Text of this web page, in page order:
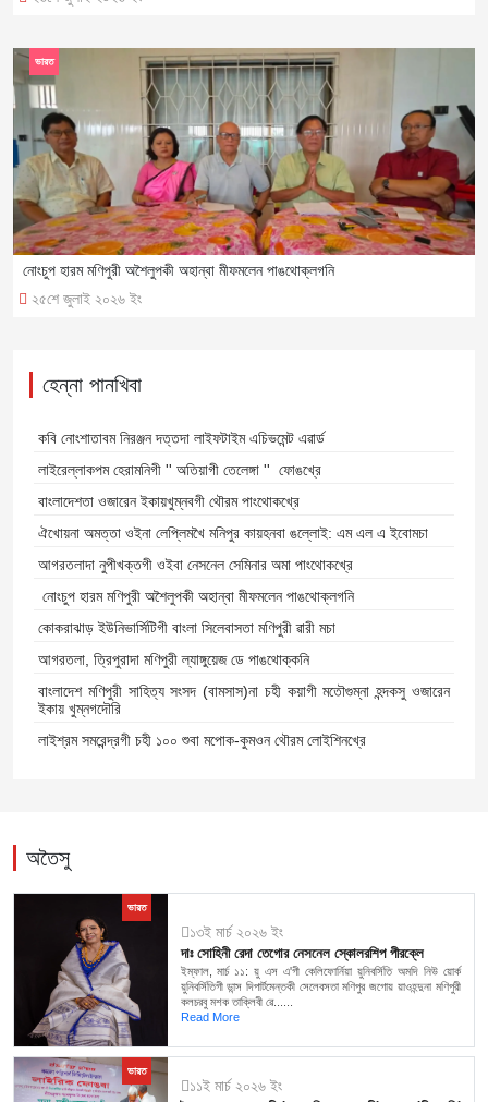
নোংচুপ হারম মণিপুরী অশৈলুপকী অহান্বা মীফমলেন পাঙথোক্লগনি
২৫শে জুলাই ২০২৬ ইং
ভারত
হেন্না পানখিবা
কবি নোংশাতাবম নিরঞ্জন দত্তদা লাইফটাইম এচিভমেন্ট এৱার্ড
লাইরেল্লাকপম হেরামনিগী '' অতিয়াগী তেলেঙ্গা '' ফোঙখ্রে
বাংলাদেশতা ওজারেন ইকায়খুম্নবগী থৌরম পাংথোকখ্রে
ঐখোয়না অমত্তা ওইনা লেপ্লিমখৈ মনিপুর কায়হনবা ঙল্লোই: এম এল এ ইবোমচা
আগরতলাদা নুপীখক্তগী ওইবা নেসনেল সেমিনার অমা পাংথোকখ্রে
নোংচুপ হারম মণিপুরী অশৈলুপকী অহান্বা মীফমলেন পাঙথোক্লগনি
কোকরাঝাড় ইউনিভার্সিটিগী বাংলা সিলেবাসতা মণিপুরী ৱারী মচা
আগরতলা, ত্রিপুরাদা মণিপুরী ল্যাঙ্গুয়েজ ডে পাঙথোক্কনি
বাংলাদেশ মণিপুরী সাহিত্য সংসদ (বামসাস)না চহী কয়াগী মতৌগুম্না হন্দকসু ওজারেন
ইকায় খুম্নগদৌরি
লাইশ্রম সমরেন্দ্রগী চহী ১০০ শুবা মপোক-কুমওন থৌরম লোইশিনখ্রে
অতৈসু
ভারত
১৩ই মার্চ ২০২৬ ইং
দাঃ সোহিনী রেদা তেগোর নেসনেল স্কোলরশিপ পীরক্লে
ইম্ফাল, মার্চ ১১: য়ু এস এ'গী কেলিফোর্নিয়া য়ুনিবর্সিতি অমদি নিউ য়োর্ক
য়ুনিবর্সিতিগী ডান্স দিপার্টমেন্তকী সেলেবসতা মণিপুর জগোয় য়াওহন্দুনা মণিপুরী
কলচরবু মশক তাক্লিবী ৱে......
Read More
ভারত
১১ই মার্চ ২০২৬ ইং